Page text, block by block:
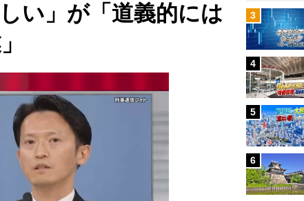
い」が「道義的には
3
4
5
6